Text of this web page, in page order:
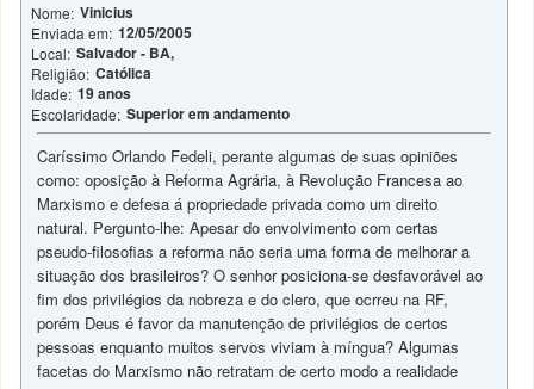
Nome: Vinicius
Enviada em: 12/05/2005
Local: Salvador - BA,
Religião: Católica
Idade: 19 anos
Escolaridade: Superior em andamento
Caríssimo Orlando Fedeli, perante algumas de suas opiniões
como: oposição à Reforma Agrária, à Revolução Francesa ao
Marxismo e defesa á propriedade privada como um direito
natural. Pergunto-lhe: Apesar do envolvimento com certas
pseudo-filosofias a reforma não seria uma forma de melhorar a
situação dos brasileiros? O senhor posiciona-se desfavorável ao
fim dos privilégios da nobreza e do clero, que ocrreu na RF,
porém Deus é favor da manutenção de privilégios de certos
pessoas enquanto muitos servos viviam à míngua? Algumas
facetas do Marxismo não retratam de certo modo a realidade